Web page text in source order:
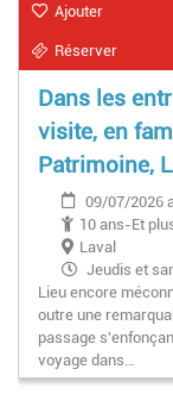
Ajouter
Réserver
Dans les
visite, en
Patrimoine,
09/07/2026
10 ans-Et
Laval
Jeudis et
Lieu encore
outre une
passage
voyage dans…